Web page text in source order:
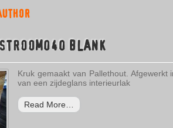
BLANK
Kruk gemaakt van Pallethout.
van een zijdeglans interieurlak
Read More…